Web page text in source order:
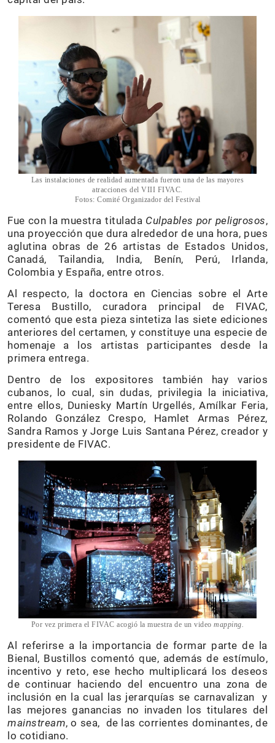
Las instalaciones de realidad aumentada fueron una de las mayores
atracciones del VIII FIVAC.
Fotos: Comité Organizador del Festival
Fue con la muestra titulada Culpables por peligrosos,
una proyección que dura alrededor de una hora, pues
aglutina obras de 26 artistas de Estados Unidos,
Canadá, Tailandia, India, Benín, Perú, Irlanda,
Colombia y España, entre otros.
Al respecto, la doctora en Ciencias sobre el Arte
Teresa Bustillo, curadora principal de FIVAC,
comentó que esta pieza sintetiza las siete ediciones
anteriores del certamen, y constituye una especie de
homenaje a los artistas participantes desde la
primera entrega.
Dentro de los expositores también hay varios
cubanos, lo cual, sin dudas, privilegia la iniciativa,
entre ellos, Duniesky Martín Urgellés, Amílkar Feria,
Rolando González Crespo, Hamlet Armas Pérez,
Sandra Ramos y Jorge Luis Santana Pérez, creador y
presidente de FIVAC.
Por vez primera el FIVAC acogió la muestra de un videomapping.
Al referirse a la importancia de formar parte de la
Bienal, Bustillos comentó que, además de estímulo,
incentivo y reto, ese hecho multiplicará los deseos
de continuar haciendo del encuentro una zona de
inclusión en la cual las jerarquías se carnavalizan y
las mejores ganancias no invaden los titulares del
mainstream, o sea, de las corrientes dominantes, de
lo cotidiano.